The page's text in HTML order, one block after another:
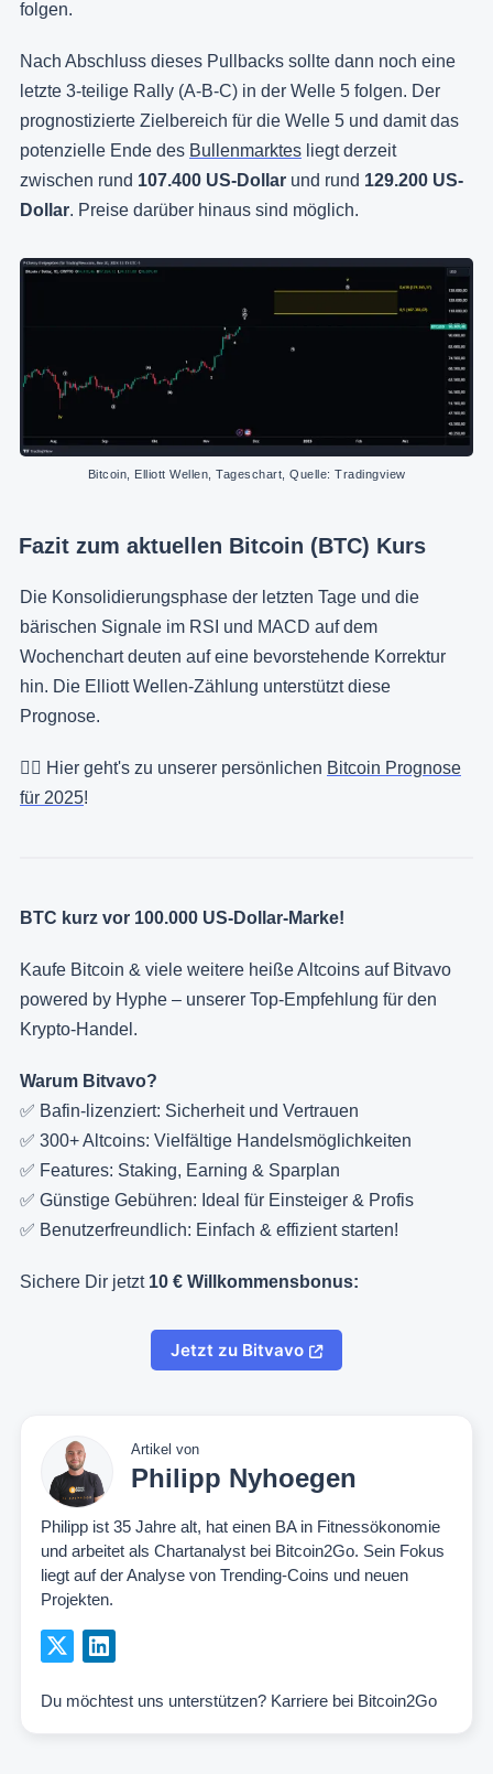
folgen.
Nach Abschluss dieses Pullbacks sollte dann noch eine
letzte 3-teilige Rally (A-B-C) in der Welle 5 folgen. Der
prognostizierte Zielbereich für die Welle 5 und damit das
potenzielle Ende des Bullenmarktes liegt derzeit
zwischen rund 107.400 US-Dollar und rund 129.200 US-
Dollar. Preise darüber hinaus sind möglich.
Bitcoin, Elliott Wellen, Tageschart, Quelle: Tradingview
Fazit zum aktuellen Bitcoin (BTC) Kurs
Die Konsolidierungsphase der letzten Tage und die
bärischen Signale im RSI und MACD auf dem
Wochenchart deuten auf eine bevorstehende Korrektur
hin. Die Elliott Wellen-Zählung unterstützt diese
Prognose.
👉🏻 Hier geht's zu unserer persönlichen Bitcoin Prognose
für 2025!
BTC kurz vor 100.000 US-Dollar-Marke!
Kaufe Bitcoin & viele weitere heiße Altcoins auf Bitvavo
powered by Hyphe – unserer Top-Empfehlung für den
Krypto-Handel.
Warum Bitvavo?
✅ Bafin-lizenziert: Sicherheit und Vertrauen
✅ 300+ Altcoins: Vielfältige Handelsmöglichkeiten
✅ Features: Staking, Earning & Sparplan
✅ Günstige Gebühren: Ideal für Einsteiger & Profis
✅ Benutzerfreundlich: Einfach & effizient starten!
Sichere Dir jetzt 10 € Willkommensbonus:
Jetzt zu Bitvavo
Artikel von
Philipp Nyhoegen
Philipp ist 35 Jahre alt, hat einen BA in Fitnessökonomie
und arbeitet als Chartanalyst bei Bitcoin2Go. Sein Fokus
liegt auf der Analyse von Trending-Coins und neuen
Projekten.
Du möchtest uns unterstützen? Karriere bei Bitcoin2Go